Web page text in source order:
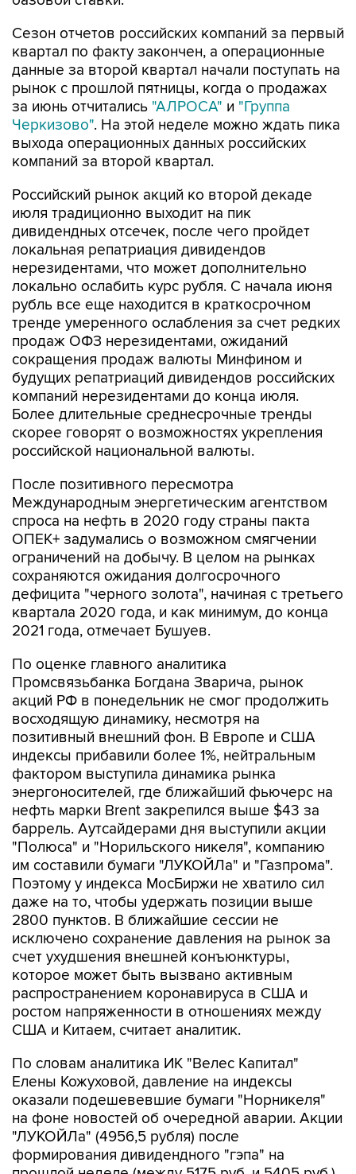
Сезон отчетов российских компаний за первый
квартал по факту закончен, а операционные
данные за второй квартал начали поступать на
рынок с прошлой пятницы, когда о продажах
за июнь отчитались "АЛРОСА" и "Группа
Черкизово". На этой неделе можно ждать пика
выхода операционных данных российских
компаний за второй квартал.
Российский рынок акций ко второй декаде
июля традиционно выходит на пик
дивидендных отсечек, после чего пройдет
локальная репатриация дивидендов
нерезидентами, что может дополнительно
локально ослабить курс рубля. С начала июня
рубль все еще находится в краткосрочном
тренде умеренного ослабления за счет редких
продаж ОФЗ нерезидентами, ожиданий
сокращения продаж валюты Минфином и
будущих репатриаций дивидендов российских
компаний нерезидентами до конца июля.
Более длительные среднесрочные тренды
скорее говорят о возможностях укрепления
российской национальной валюты.
После позитивного пересмотра
Международным энергетическим агентством
спроса на нефть в 2020 году страны пакта
ОПЕК+ задумались о возможном смягчении
ограничений на добычу. В целом на рынках
сохраняются ожидания долгосрочного
дефицита "черного золота", начиная с третьего
квартала 2020 года, и как минимум, до конца
2021 года, отмечает Бушуев.
По оценке главного аналитика
Промсвязьбанка Богдана Зварича, рынок
акций РФ в понедельник не смог продолжить
восходящую динамику, несмотря на
позитивный внешний фон. В Европе и США
индексы прибавили более 1%, нейтральным
фактором выступила динамика рынка
энергоносителей, где ближайший фьючерс на
нефть марки Brent закрепился выше $43 за
баррель. Аутсайдерами дня выступили акции
"Полюса" и "Норильского никеля", компанию
им составили бумаги "ЛУКОЙЛа" и "Газпрома".
Поэтому у индекса МосБиржи не хватило сил
даже на то, чтобы удержать позиции выше
2800 пунктов. В ближайшие сессии не
исключено сохранение давления на рынок за
счет ухудшения внешней конъюнктуры,
которое может быть вызвано активным
распространением коронавируса в США и
ростом напряженности в отношениях между
США и Китаем, считает аналитик.
По словам аналитика ИК "Велес Капитал"
Елены Кожуховой, давление на индексы
оказали подешевевшие бумаги "Норникеля"
на фоне новостей об очередной аварии. Акции
"ЛУКОЙЛа" (4956,5 рубля) после
формирования дивидендного "гэпа" на